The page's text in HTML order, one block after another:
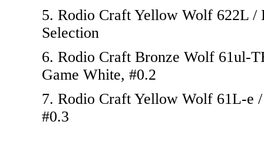
5. Rodio Craft Yellow Wolf 622L /
Selection
6. Rodio Craft Bronze Wolf 61ul-
Game White, #0.2
7. Rodio Craft Yellow Wolf 61L-e
#0.3